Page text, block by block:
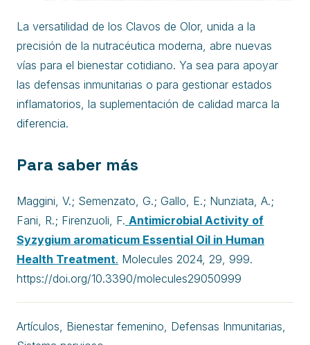
La versatilidad de los Clavos de Olor, unida a la
precisión de la nutracéutica moderna, abre nuevas
vías para el bienestar cotidiano. Ya sea para apoyar
las defensas inmunitarias o para gestionar estados
inflamatorios, la suplementación de calidad marca la
diferencia.
Para saber más
Maggini, V.; Semenzato, G.; Gallo, E.; Nunziata, A.;
Fani, R.; Firenzuoli, F. Antimicrobial Activity of
Syzygium aromaticum Essential Oil in Human
Health Treatment. Molecules 2024, 29, 999.
https://doi.org/10.3390/molecules29050999
Artículos, Bienestar femenino, Defensas Inmunitarias,